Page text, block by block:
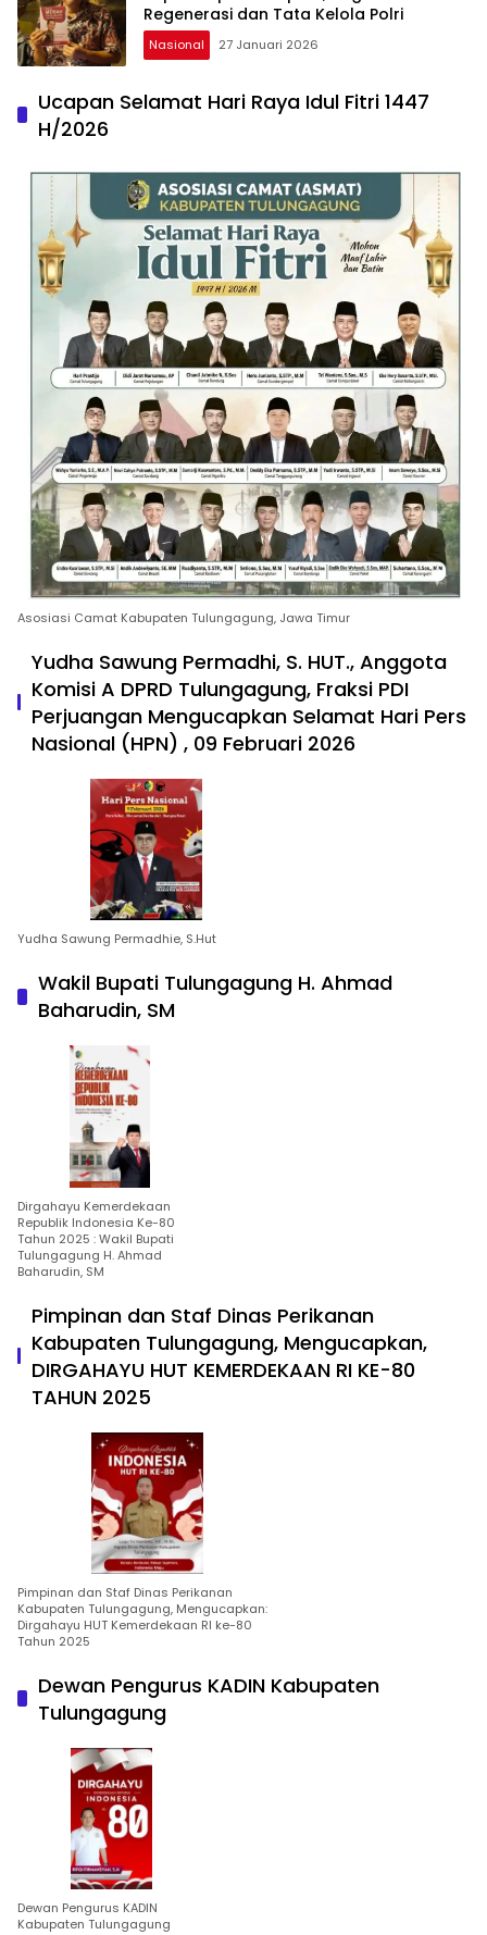
Regenerasi dan Tata Kelola Polri
Nasional 27 Januari 2026
Ucapan Selamat Hari Raya Idul Fitri 1447
H/2026
Asosiasi Camat Kabupaten Tulungagung, Jawa Timur
Yudha Sawung Permadhi, S. HUT., Anggota
Komisi A DPRD Tulungagung, Fraksi PDI
Perjuangan Mengucapkan Selamat Hari Pers
Nasional (HPN) , 09 Februari 2026
Yudha Sawung Permadhie, S.Hut
Wakil Bupati Tulungagung H. Ahmad
Baharudin, SM
Dirgahayu Kemerdekaan
Republik Indonesia Ke-80
Tahun 2025 : Wakil Bupati
Tulungagung H. Ahmad
Baharudin, SM
Pimpinan dan Staf Dinas Perikanan
Kabupaten Tulungagung, Mengucapkan,
DIRGAHAYU HUT KEMERDEKAAN RI KE-80
TAHUN 2025
Pimpinan dan Staf Dinas Perikanan
Kabupaten Tulungagung, Mengucapkan:
Dirgahayu HUT Kemerdekaan RI ke-80
Tahun 2025
Dewan Pengurus KADIN Kabupaten
Tulungagung
Dewan Pengurus KADIN
Kabupaten Tulungagung